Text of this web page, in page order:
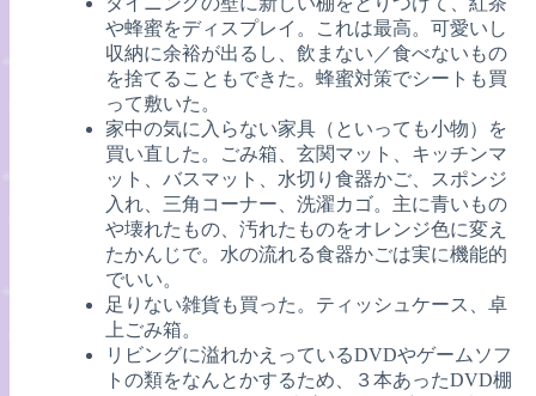
や蜂蜜をディスプレイ。これは最高。可愛いし
収納に余裕が出るし、飲まない／食べないもの
を捨てることもできた。蜂蜜対策でシートも買
って敷いた。
家中の気に入らない家具（といっても小物）を
買い直した。ごみ箱、玄関マット、キッチンマ
ット、バスマット、水切り食器かご、スポンジ
入れ、三角コーナー、洗濯カゴ。主に青いもの
や壊れたもの、汚れたものをオレンジ色に変え
たかんじで。水の流れる食器かごは実に機能的
でいい。
足りない雑貨も買った。ティッシュケース、卓
上ごみ箱。
リビングに溢れかえっているDVDやゲームソフ
トの類をなんとかするため、３本あったDVD棚